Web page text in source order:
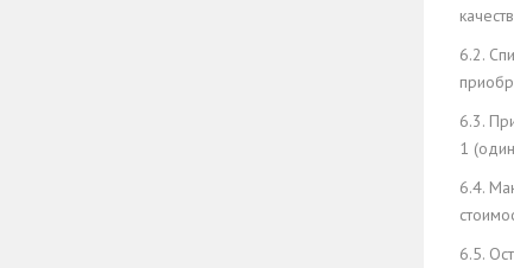
6.2.
6.3.
1
6.4.
6.5.